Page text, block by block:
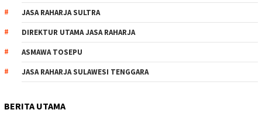
JASA RAHARJA SULTRA
DIREKTUR UTAMA JASA RAHARJA
ASMAWA TOSEPU
JASA RAHARJA SULAWESI TENGGARA
BERITA UTAMA